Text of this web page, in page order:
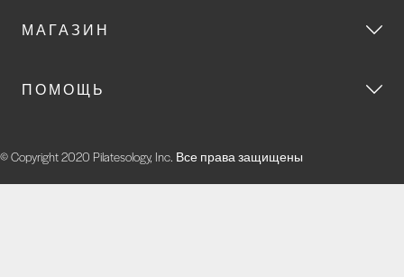
МАГАЗИН
ПОМОЩЬ
© Copyright 2020 Pilatesology, Inc. Все права защищены